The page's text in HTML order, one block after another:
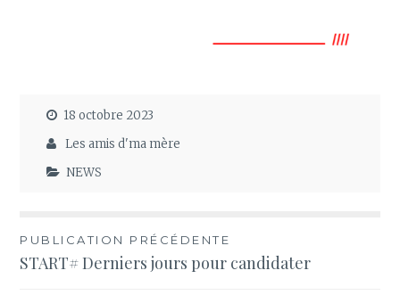
18 octobre 2023
Les amis d'ma mère
NEWS
Navigation
de
PUBLICATION PRÉCÉDENTE
START# Derniers jours pour candidater